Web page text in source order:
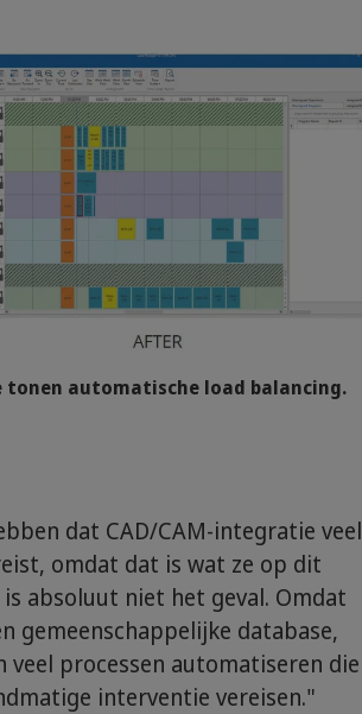
tonen automatische load balancing.
dat CAD/CAM-integratie veel
omdat dat is wat ze op dit
absoluut niet het geval. Omdat
gemeenschappelijke database,
veel processen automatiseren die
interventie vereisen."